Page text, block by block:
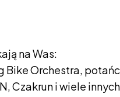
na Was:
Orchestra,
Czakrun i wiele